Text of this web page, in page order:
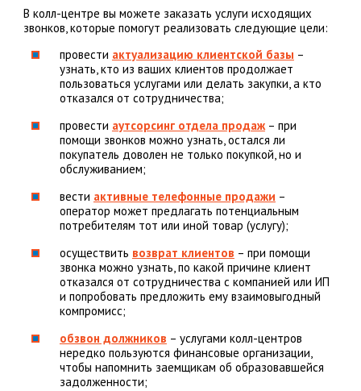
В колл-центре вы можете заказать услуги исходящих
звонков, которые помогут реализовать следующие цели:
провести актуализацию клиентской базы –
узнать, кто из ваших клиентов продолжает
пользоваться услугами или делать закупки, а кто
отказался от сотрудничества;
провести аутсорсинг отдела продаж– при
помощи звонков можно узнать, остался ли
покупатель доволен не только покупкой, но и
обслуживанием;
вести активные телефонные продажи –
оператор может предлагать потенциальным
потребителям тот или иной товар (услугу);
осуществить возврат клиентов – при помощи
звонка можно узнать, по какой причине клиент
отказался от сотрудничества с компанией или ИП
и попробовать предложить ему взаимовыгодный
компромисс;
обзвон должников – услугами колл-центров
нередко пользуются финансовые организации,
чтобы напомнить заемщикам об образовавшейся
задолженности;